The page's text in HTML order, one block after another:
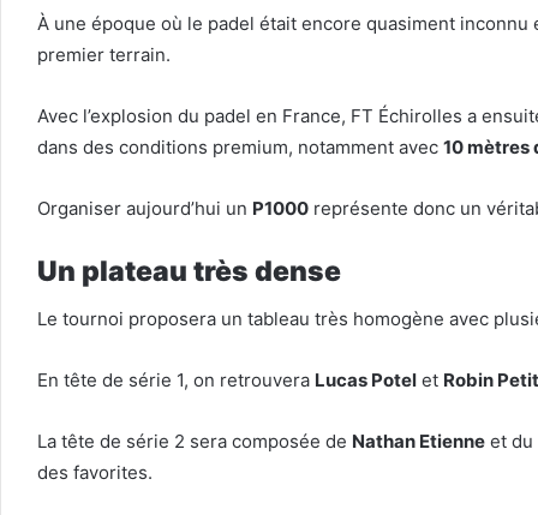
À une époque où le padel était encore quasiment
premier terrain.
Avec l’explosion du padel en France, FT Échirolles a
dans des conditions premium, notamment avec 10 mètres
Organiser aujourd’hui un P1000 représente donc un
Un plateau très dense
Le tournoi proposera un tableau très homogène avec
En tête de série 1, on retrouvera Lucas Potel et Robin
La tête de série 2 sera composée de Nathan Etienne et
des favorites.